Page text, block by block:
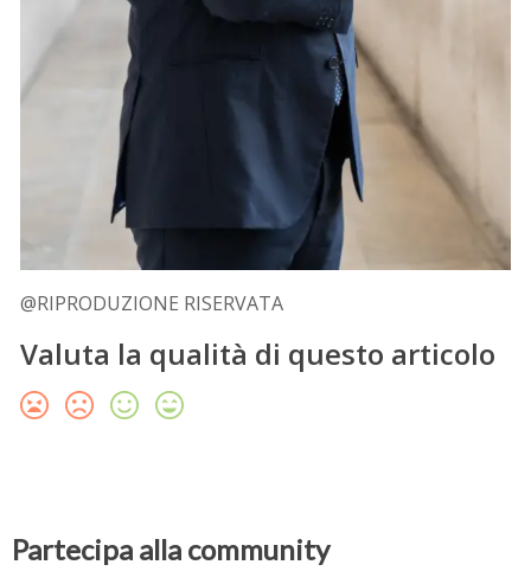
@RIPRODUZIONE RISERVATA
Valuta la qualità di questo articolo
Partecipa alla community